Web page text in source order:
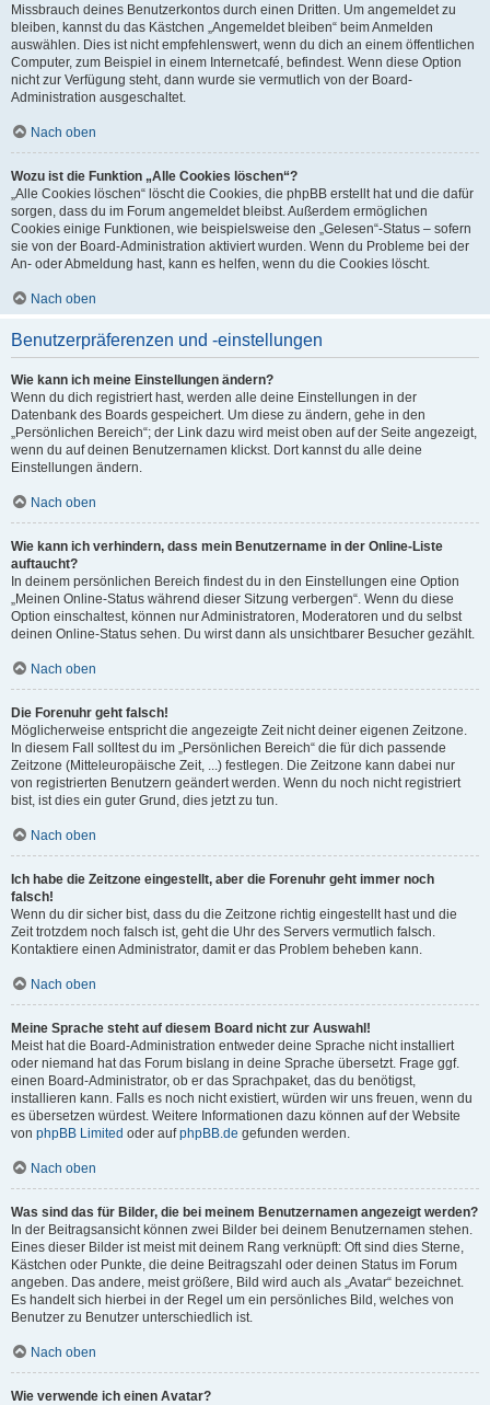
Missbrauch deines Benutzerkontos durch einen Dritten. Um angemeldet zu
bleiben, kannst du das Kästchen „Angemeldet bleiben“ beim Anmelden
auswählen. Dies ist nicht empfehlenswert, wenn du dich an einem öffentlichen
Computer, zum Beispiel in einem Internetcafé, befindest. Wenn diese Option
nicht zur Verfügung steht, dann wurde sie vermutlich von der Board-
Administration ausgeschaltet.
Nach oben
Wozu ist die Funktion „Alle Cookies löschen“?
„Alle Cookies löschen“ löscht die Cookies, die phpBB erstellt hat und die dafür
sorgen, dass du im Forum angemeldet bleibst. Außerdem ermöglichen
Cookies einige Funktionen, wie beispielsweise den „Gelesen“-Status – sofern
sie von der Board-Administration aktiviert wurden. Wenn du Probleme bei der
An- oder Abmeldung hast, kann es helfen, wenn du die Cookies löscht.
Nach oben
Benutzerpräferenzen und -einstellungen
Wie kann ich meine Einstellungen ändern?
Wenn du dich registriert hast, werden alle deine Einstellungen in der
Datenbank des Boards gespeichert. Um diese zu ändern, gehe in den
„Persönlichen Bereich“; der Link dazu wird meist oben auf der Seite angezeigt,
wenn du auf deinen Benutzernamen klickst. Dort kannst du alle deine
Einstellungen ändern.
Nach oben
Wie kann ich verhindern, dass mein Benutzername in der Online-Liste
auftaucht?
In deinem persönlichen Bereich findest du in den Einstellungen eine Option
„Meinen Online-Status während dieser Sitzung verbergen“. Wenn du diese
Option einschaltest, können nur Administratoren, Moderatoren und du selbst
deinen Online-Status sehen. Du wirst dann als unsichtbarer Besucher gezählt.
Nach oben
Die Forenuhr geht falsch!
Möglicherweise entspricht die angezeigte Zeit nicht deiner eigenen Zeitzone.
In diesem Fall solltest du im „Persönlichen Bereich“ die für dich passende
Zeitzone (Mitteleuropäische Zeit, ...) festlegen. Die Zeitzone kann dabei nur
von registrierten Benutzern geändert werden. Wenn du noch nicht registriert
bist, ist dies ein guter Grund, dies jetzt zu tun.
Nach oben
Ich habe die Zeitzone eingestellt, aber die Forenuhr geht immer noch
falsch!
Wenn du dir sicher bist, dass du die Zeitzone richtig eingestellt hast und die
Zeit trotzdem noch falsch ist, geht die Uhr des Servers vermutlich falsch.
Kontaktiere einen Administrator, damit er das Problem beheben kann.
Nach oben
Meine Sprache steht auf diesem Board nicht zur Auswahl!
Meist hat die Board-Administration entweder deine Sprache nicht installiert
oder niemand hat das Forum bislang in deine Sprache übersetzt. Frage ggf.
einen Board-Administrator, ob er das Sprachpaket, das du benötigst,
installieren kann. Falls es noch nicht existiert, würden wir uns freuen, wenn du
es übersetzen würdest. Weitere Informationen dazu können auf der Website
von phpBB Limited oder aufphpBB.de gefunden werden.
Nach oben
Was sind das für Bilder, die bei meinem Benutzernamen angezeigt werden?
In der Beitragsansicht können zwei Bilder bei deinem Benutzernamen stehen.
Eines dieser Bilder ist meist mit deinem Rang verknüpft: Oft sind dies Sterne,
Kästchen oder Punkte, die deine Beitragszahl oder deinen Status im Forum
angeben. Das andere, meist größere, Bild wird auch als „Avatar“ bezeichnet.
Es handelt sich hierbei in der Regel um ein persönliches Bild, welches von
Benutzer zu Benutzer unterschiedlich ist.
Nach oben
Wie verwende ich einen Avatar?